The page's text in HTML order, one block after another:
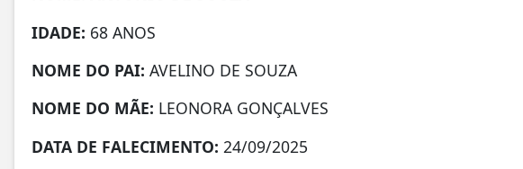
IDADE: 68 ANOS
NOME DO PAI: AVELINO DE SOUZA
NOME DO MÃE: LEONORA GONÇALVES
DATA DE FALECIMENTO: 24/09/2025